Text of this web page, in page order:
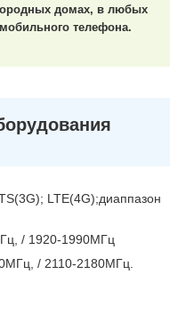
домах, в любых
телефона.
LTE(4G);диаппазон
/ 1920-1990МГц
/ 2110-2180МГц.